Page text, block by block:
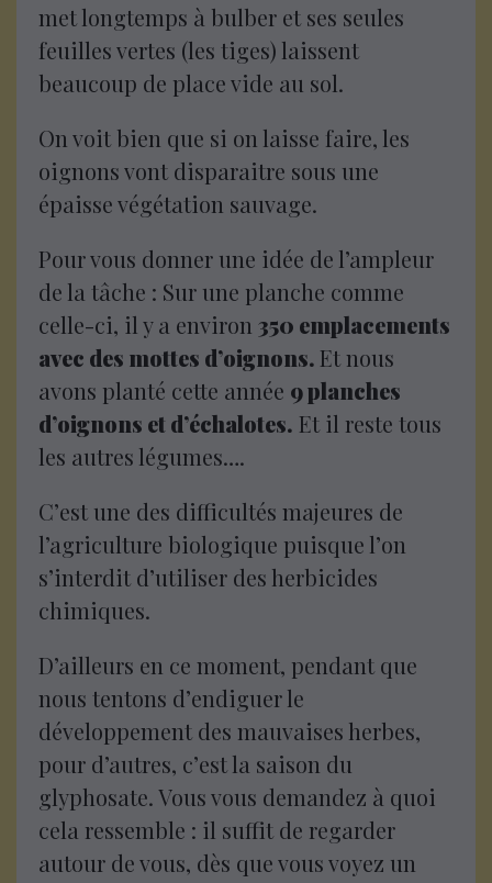
met longtemps à bulber et ses seules
feuilles vertes (les tiges) laissent
beaucoup de place vide au sol.
On voit bien que si on laisse faire, les
oignons vont disparaitre sous une
épaisse végétation sauvage.
Pour vous donner une idée de l’ampleur
de la tâche : Sur une planche comme
celle-ci, il y a environ 350 emplacements
avec des mottes d’oignons. Et nous
avons planté cette année 9 planches
d’oignons et d’échalotes. Et il reste tous
les autres légumes….
C’est une des difficultés majeures de
l’agriculture biologique puisque l’on
s’interdit d’utiliser des herbicides
chimiques.
D’ailleurs en ce moment, pendant que
nous tentons d’endiguer le
développement des mauvaises herbes,
pour d’autres, c’est la saison du
glyphosate. Vous vous demandez à quoi
cela ressemble : il suffit de regarder
autour de vous, dès que vous voyez un